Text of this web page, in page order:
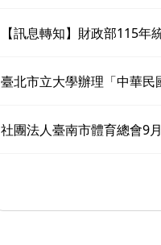
【訊息轉知】財政部115
臺北市立大學辦理「中華民
社團法人臺南市體育總會9